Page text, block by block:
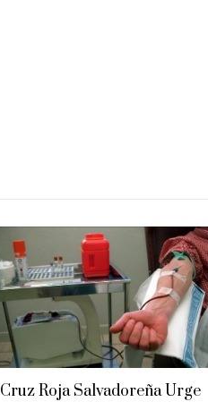
Cruz Roja Salvadoreña Urge